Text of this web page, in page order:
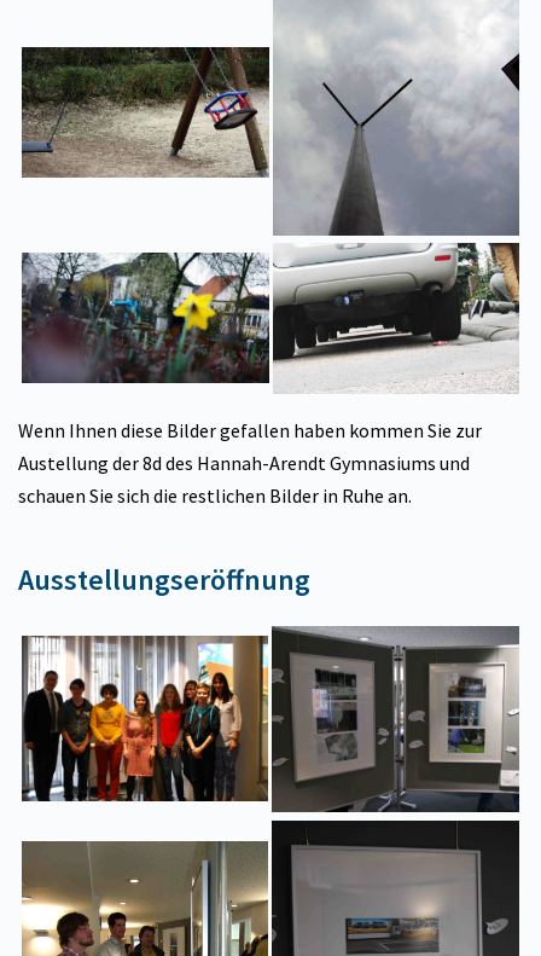
Wenn Ihnen diese Bilder gefallen haben kommen Sie zur
Austellung der 8d des Hannah-Arendt Gymnasiums und
schauen Sie sich die restlichen Bilder in Ruhe an.
Ausstellungseröffnung